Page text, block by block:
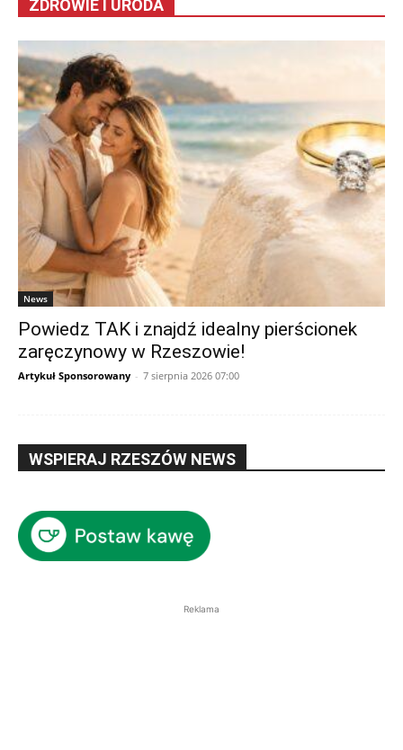
ZDROWIE I URODA
News
Powiedz TAK i znajdź idealny pierścionek
zaręczynowy w Rzeszowie!
Artykuł Sponsorowany - 7 sierpnia 2026 07:00
WSPIERAJ RZESZÓW NEWS
Reklama